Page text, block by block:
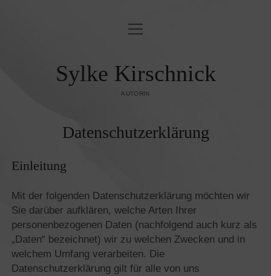
BLINDLINGS
ZEITGESCHEHEN
KONTAKT/IMPRESSUM
DATENSCHUTZ­
Menü
öffnen
Sylke Kirschnick
AUTORIN
Datenschutz­erklärung
Einleitung
Mit der folgenden Datenschutzerklärung möchten wir
Sie darüber aufklären, welche Arten Ihrer
personenbezogenen Daten (nachfolgend auch kurz als
„Daten“ bezeichnet) wir zu welchen Zwecken und in
welchem Umfang verarbeiten. Die
Datenschutzerklärung gilt für alle von uns